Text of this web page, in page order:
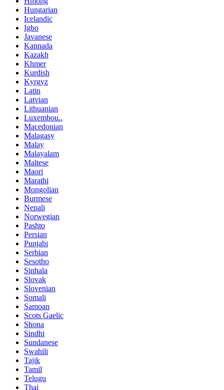
Hungarian
Icelandic
Igbo
Javanese
Kannada
Kazakh
Khmer
Kurdish
Kyrgyz
Latin
Latvian
Lithuanian
Luxembou..
Macedonian
Malagasy
Malay
Malayalam
Maltese
Maori
Marathi
Mongolian
Burmese
Nepali
Norwegian
Pashto
Persian
Punjabi
Serbian
Sesotho
Sinhala
Slovak
Slovenian
Somali
Samoan
Scots Gaelic
Shona
Sindhi
Sundanese
Swahili
Tajik
Tamil
Telugu
Thai